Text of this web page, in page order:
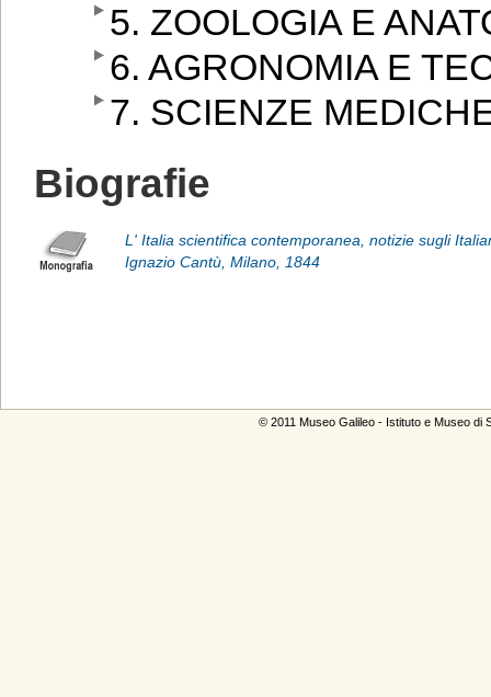
5. ZOOLOGIA E
6. AGRONOMIA E
7. SCIENZE
Biografie
L' Italia scientifica contemporanea, notizie sugli
Ignazio Cantù, Milano, 1844
© 2011 Museo Galileo - Istituto e Museo di